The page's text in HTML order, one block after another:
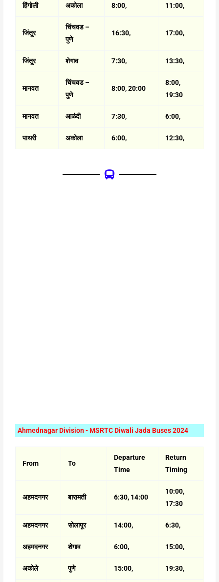
हिंगोली अकोला 8:00, 11:00,
जिंतूर
चिंचवड –
पुणे
16:30, 17:00,
जिंतूर शेगाव 7:30, 13:30,
मानवत
चिंचवड –
पुणे
8:00, 20:00
8:00,
19:30
मानवत आळंदी 7:30, 6:00,
पाथरी अकोला 6:00, 12:30,
Ahmednagar Division - MSRTC Diwali Jada Buses 2024
From To
Departure
Time
Return
Timing
अहमदनगर बारामती 6:30, 14:00
10:00,
17:30
अहमदनगर सोलापूर 14:00, 6:30,
अहमदनगर शेगाव 6:00, 15:00,
अकोले पुणे 15:00, 19:30,